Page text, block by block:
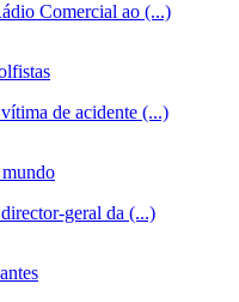
Comercial ao (...)
de acidente (...)
geral da (...)